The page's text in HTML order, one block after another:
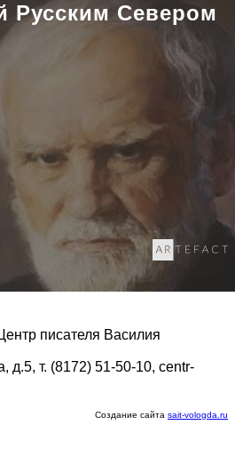
Русским Севером
писателя Василия
д.5, т. (8172) 51-50-10, centr-
Создание сайта sait-vologda.ru